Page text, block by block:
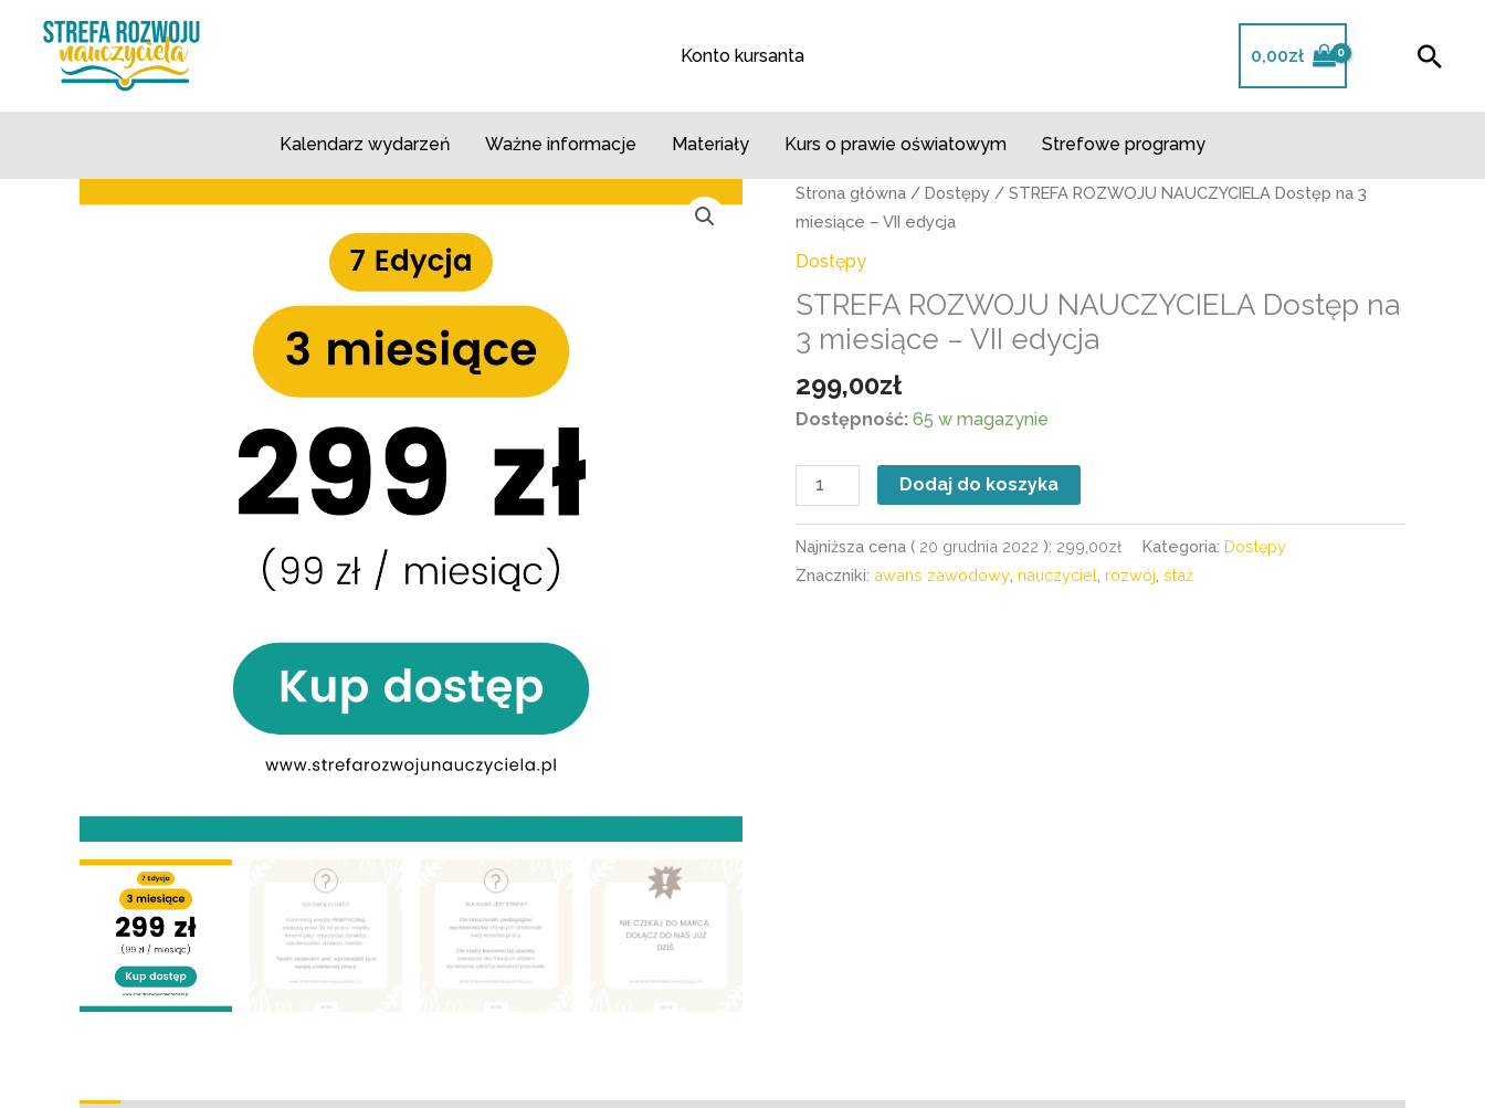
Konto kursanta 0,00zł
Kalendarz wydarzeń Ważne informacje Materiały Kurs o prawie oświatowym​ Strefowe programy
Strona główna / Dostępy / STREFA ROZWOJU NAUCZYCIELA Dostęp na 3
miesiące – VII edycja
Dostępy
STREFA ROZWOJU NAUCZYCIELA Dostęp na
3 miesiące – VII edycja
299,00zł
Dostępność: 65 w magazynie
ilość
STREFA
ROZWOJU
NAUCZYCIELA
Dostęp
na
miesiące
–
edycja
Dodaj do koszyka
Najniższa cena ( 20 grudnia 2022 ): 299,00zł Kategoria: Dostępy
Znaczniki: awans zawodowy nauczyciel rozwój staż